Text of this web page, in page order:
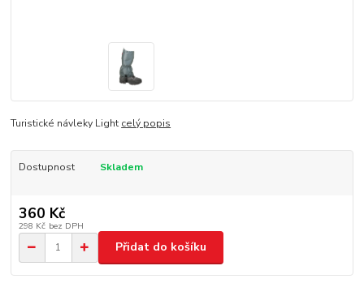
Turistické návleky Light celý popis
Dostupnost Skladem
360 Kč
298 Kč bez DPH
Přidat do košíku